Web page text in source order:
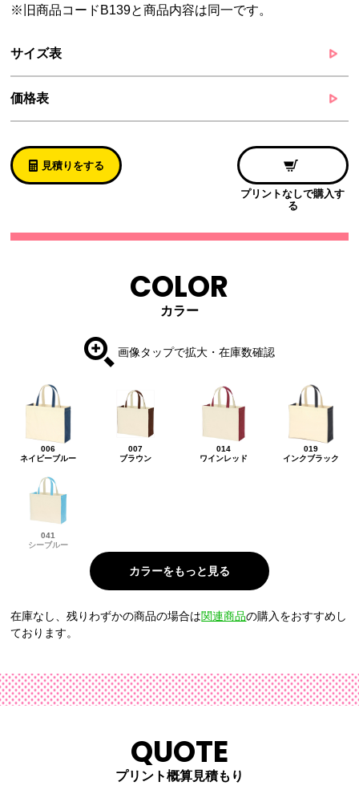
※旧商品コードB139と商品内容は同一です。
サイズ表
価格表
見積りをする
プリントなしで購入す
る
COLOR
カラー
画像タップで拡大・在庫数確認
006
ネイビーブルー
007
ブラウン
014
ワインレッド
019
インクブラック
041
シーブルー
在庫なし、残りわずかの商品の場合は関連商品の購入をおすすめし
ております。
QUOTE
プリント概算見積もり